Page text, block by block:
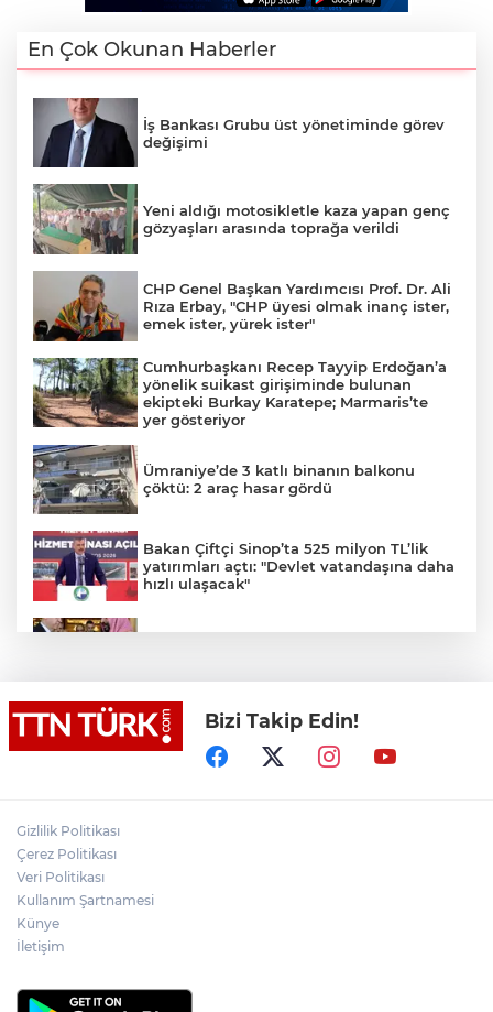
En Çok Okunan Haberler
İş Bankası Grubu üst yönetiminde görev
değişimi
Yeni aldığı motosikletle kaza yapan genç
gözyaşları arasında toprağa verildi
CHP Genel Başkan Yardımcısı Prof. Dr. Ali
Rıza Erbay, "CHP üyesi olmak inanç ister,
emek ister, yürek ister"
Cumhurbaşkanı Recep Tayyip Erdoğan’a
yönelik suikast girişiminde bulunan
ekipteki Burkay Karatepe; Marmaris’te
yer gösteriyor
Ümraniye’de 3 katlı binanın balkonu
çöktü: 2 araç hasar gördü
Bakan Çiftçi Sinop’ta 525 milyon TL’lik
yatırımları açtı: "Devlet vatandaşına daha
hızlı ulaşacak"
Cumhurbaşkanı Erdoğan, Mekke'de
Veliaht Prens Muhammed bin Selman ile
görüştü
19 yaşındaki oğlunu boğulma sonucu
kaybeden acılı babanın feryadı yürekleri
Bizi Takip Edin!
Gizlilik Politikası
Çerez Politikası
Veri Politikası
Kullanım Şartnamesi
Künye
İletişim